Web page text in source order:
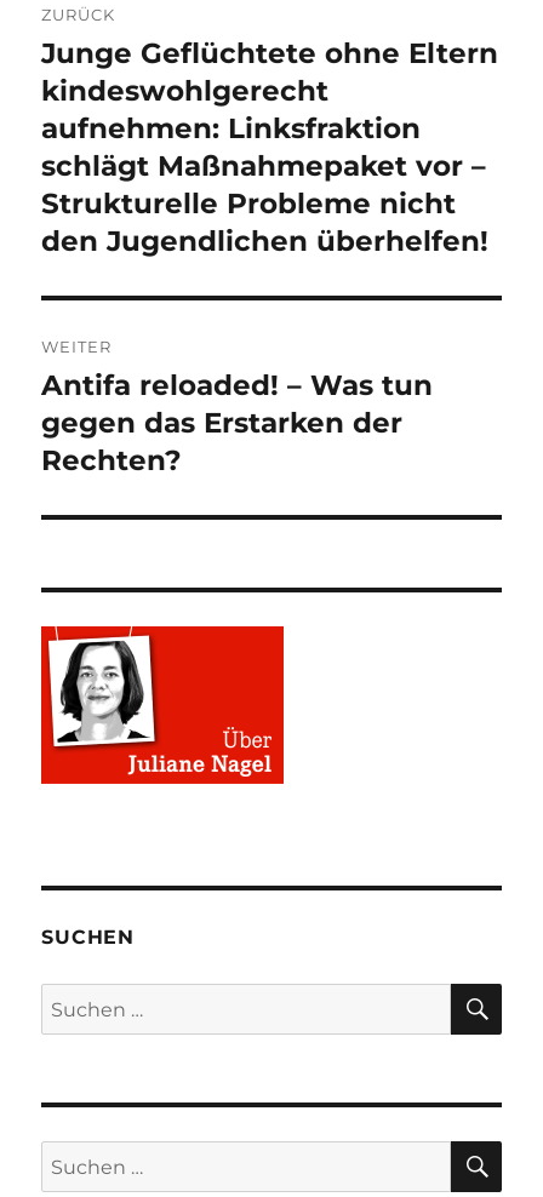
ZURÜCK
Vorheriger
Beitrag:
Junge Geflüchtete ohne Eltern
kindeswohlgerecht
aufnehmen: Linksfraktion
schlägt Maßnahmepaket vor –
Strukturelle Probleme nicht
den Jugendlichen überhelfen!
WEITER
Nächster
Beitrag:
Antifa reloaded! – Was tun
gegen das Erstarken der
Rechten?
SUCHEN
Suchen
nach:
Suchen
nach: